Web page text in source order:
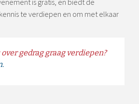
is gratis, en biedt de
te verdiepen en om met elkaar
gedrag graag verdiepen?